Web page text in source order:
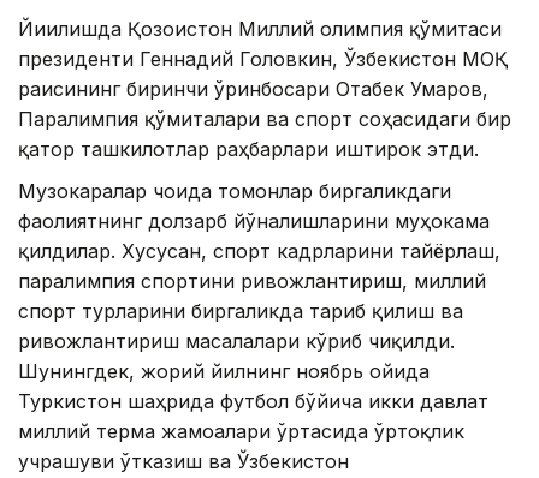
Йиғилишда Қозоғистон Миллий олимпия қўмитаси
президенти Геннадий Головкин, Ўзбекистон МОҚ
раисининг биринчи ўринбосари Отабек Умаров,
Паралимпия қўмиталари ва спорт соҳасидаги бир
қатор ташкилотлар раҳбарлари иштирок этди.
Музокаралар чоғида томонлар биргаликдаги
фаолиятнинг долзарб йўналишларини муҳокама
қилдилар. Хусусан, спорт кадрларини тайёрлаш,
паралимпия спортини ривожлантириш, миллий
спорт турларини биргаликда тарғиб қилиш ва
ривожлантириш масалалари кўриб чиқилди.
Шунингдек, жорий йилнинг ноябрь ойида
Туркистон шаҳрида футбол бўйича икки давлат
миллий терма жамоалари ўртасида ўртоқлик
учрашуви ўтказиш ва Ўзбекистон